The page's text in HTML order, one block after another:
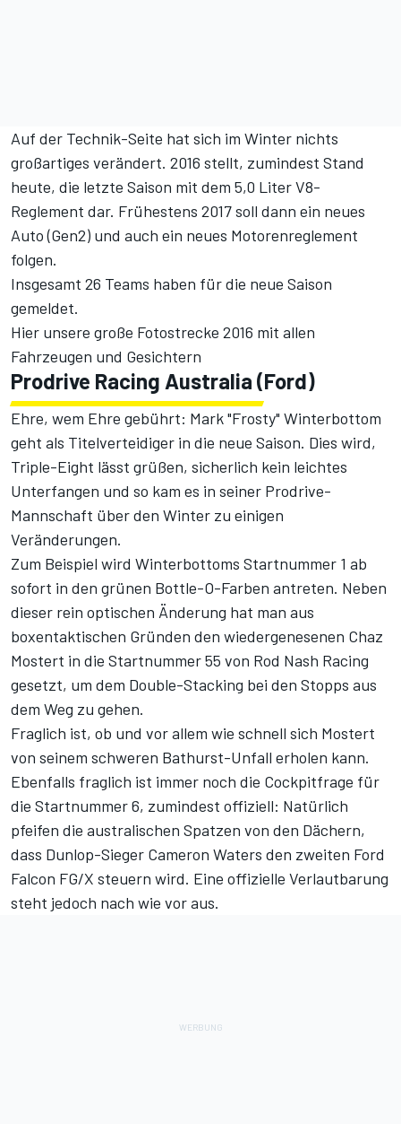
Auf der Technik-Seite hat sich im Winter nichts
großartiges verändert. 2016 stellt, zumindest Stand
heute, die letzte Saison mit dem 5,0 Liter V8-
Reglement dar. Frühestens 2017 soll dann ein neues
Auto (Gen2) und auch ein neues Motorenreglement
folgen.
Insgesamt 26 Teams haben für die neue Saison
gemeldet.
Hier unsere große Fotostrecke 2016 mit allen
Fahrzeugen und Gesichtern
Prodrive Racing Australia (Ford)
Ehre, wem Ehre gebührt: Mark "Frosty" Winterbottom
geht als Titelverteidiger in die neue Saison. Dies wird,
Triple-Eight lässt grüßen, sicherlich kein leichtes
Unterfangen und so kam es in seiner Prodrive-
Mannschaft über den Winter zu einigen
Veränderungen.
Zum Beispiel wird Winterbottoms Startnummer 1 ab
sofort in den grünen Bottle-O-Farben antreten. Neben
dieser rein optischen Änderung hat man aus
boxentaktischen Gründen den wiedergenesenen Chaz
Mostert in die Startnummer 55 von Rod Nash Racing
gesetzt, um dem Double-Stacking bei den Stopps aus
dem Weg zu gehen.
Fraglich ist, ob und vor allem wie schnell sich Mostert
von seinem schweren Bathurst-Unfall erholen kann.
Ebenfalls fraglich ist immer noch die Cockpitfrage für
die Startnummer 6, zumindest offiziell: Natürlich
pfeifen die australischen Spatzen von den Dächern,
dass Dunlop-Sieger Cameron Waters den zweiten Ford
Falcon FG/X steuern wird. Eine offizielle Verlautbarung
steht jedoch nach wie vor aus.